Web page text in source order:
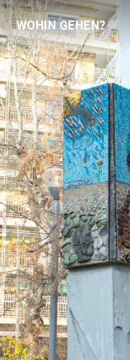
WOHIN GEHEN?